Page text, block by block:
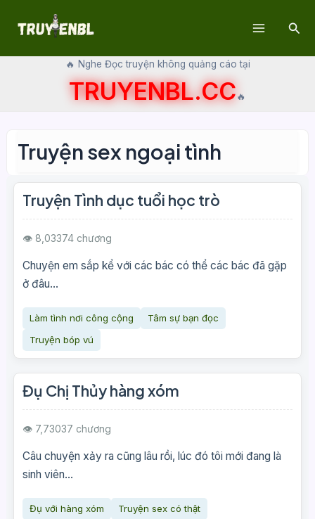
🔥 Nghe Đọc truyện không quảng cáo tại
TRUYENBL.CC🔥
Truyện sex ngoại tình
Truyện Tình dục tuổi học trò
👁 8,03374 chương
Chuyện em sắp kể với các bác có thể các bác đã gặp
ở đâu...
Làm tình nơi công cộng
Tâm sự bạn đọc
Truyện bóp vú
Đụ Chị Thủy hàng xóm
👁 7,73037 chương
Câu chuyện xảy ra cũng lâu rồi, lúc đó tôi mới đang là
sinh viên...
Đụ với hàng xóm
Truyện sex có thật